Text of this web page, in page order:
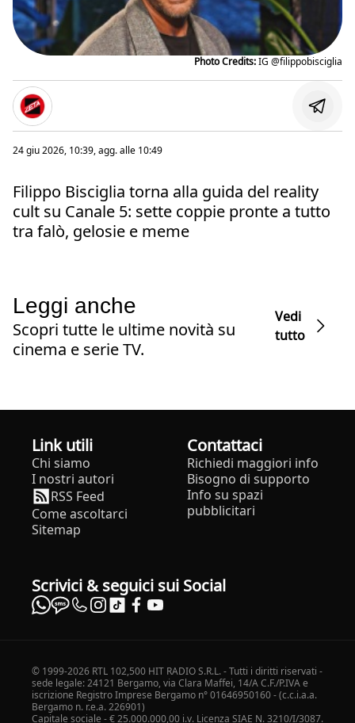
Photo Credits:IG @filippobisciglia
24 giu 2026, 10:39, agg. alle 10:49
Filippo Bisciglia torna alla guida del reality
cult su Canale 5: sette coppie pronte a tutto
tra falò, gelosie e meme
Leggi anche
Scopri tutte le ultime novità su
cinema e serie TV.
Vedi
tutto
Link utili
Chi siamo
I nostri autori
RSS Feed
Come ascoltarci
Sitemap
Contattaci
Richiedi maggiori info
Bisogno di supporto
Info su spazi
pubblicitari
Scrivici & seguici sui Social
© 1999-2026 RTL 102,500 HIT RADIO S.R.L. - Tutti i diritti riservati -
sede legale: 24121 Bergamo, via Clara Maffei, 14/A C.F./P.IVA e
iscrizione Registro Imprese Bergamo n° 01646950160 - (c.c.i.a.a.
Bergamo n. r.e.a. 226901)
Capitale sociale - € 25.000.000,00 i.v. Licenza SIAE N. 3210/I/3087.